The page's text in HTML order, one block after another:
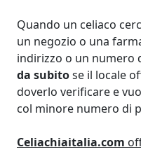
Quando un celiaco
un negozio o una
indirizzo o un numero
da subitose il locale
doverlo verificare e
col minore numero di
Celiachiaitalia.com